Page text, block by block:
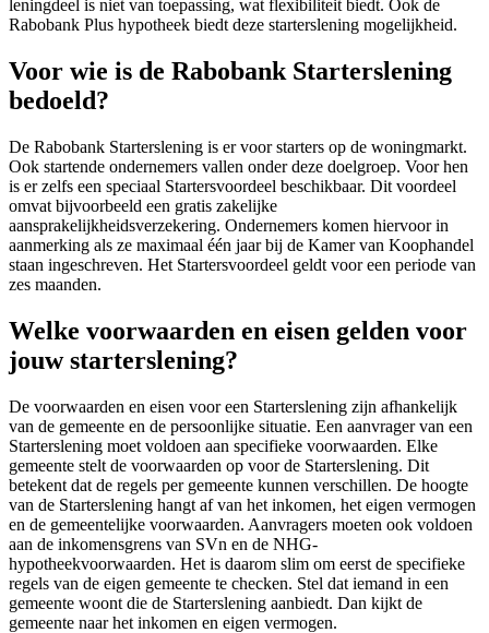
leningdeel is niet van toepassing, wat flexibiliteit biedt. Ook de
Rabobank Plus hypotheek biedt deze starterslening mogelijkheid.
Voor wie is de Rabobank Starterslening
bedoeld?
De Rabobank Starterslening is er voor starters op de woningmarkt.
Ook startende ondernemers vallen onder deze doelgroep. Voor hen
is er zelfs een speciaal Startersvoordeel beschikbaar. Dit voordeel
omvat bijvoorbeeld een gratis zakelijke
aansprakelijkheidsverzekering. Ondernemers komen hiervoor in
aanmerking als ze maximaal één jaar bij de Kamer van Koophandel
staan ingeschreven. Het Startersvoordeel geldt voor een periode van
zes maanden.
Welke voorwaarden en eisen gelden voor
jouw starterslening?
De voorwaarden en eisen voor een Starterslening zijn afhankelijk
van de gemeente en de persoonlijke situatie. Een aanvrager van een
Starterslening moet voldoen aan specifieke voorwaarden. Elke
gemeente stelt de voorwaarden op voor de Starterslening. Dit
betekent dat de regels per gemeente kunnen verschillen. De hoogte
van de Starterslening hangt af van het inkomen, het eigen vermogen
en de gemeentelijke voorwaarden. Aanvragers moeten ook voldoen
aan de inkomensgrens van SVn en de NHG-
hypotheekvoorwaarden. Het is daarom slim om eerst de specifieke
regels van de eigen gemeente te checken. Stel dat iemand in een
gemeente woont die de Starterslening aanbiedt. Dan kijkt de
gemeente naar het inkomen en eigen vermogen.